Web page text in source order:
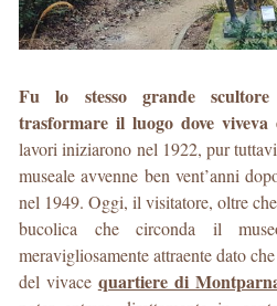
Fu lo stesso grande
trasformare il luogo dove
lavori iniziarono nel 1922, pur
museale avvenne ben vent’anni
nel 1949. Oggi, il visitatore, oltre
bucolica che circonda il
meravigliosamente attraente dato
del vivace quartiere di